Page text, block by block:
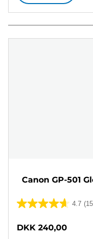
Canon GP-501
4.7
4.7
af
DKK 240,00